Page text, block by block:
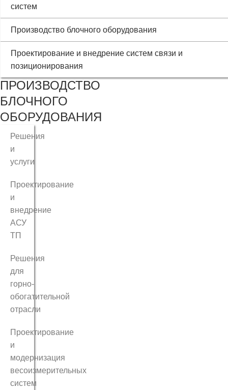
систем
Производство блочного оборудования
Проектирование и внедрение систем связи и
позиционирования
ПРОИЗВОДСТВО
БЛОЧНОГО
ОБОРУДОВАНИЯ
Решения
и
услуги
Проектирование
и
внедрение
АСУ
ТП
Решения
для
горно-
обогатительной
отрасли
Проектирование
и
модернизация
весоизмерительных
систем